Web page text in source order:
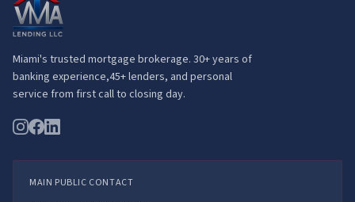
Miami's trusted mortgage brokerage. 30+ years of
banking experience,45+lenders, and personal
service from first call to closing day.
MAIN PUBLIC CONTACT